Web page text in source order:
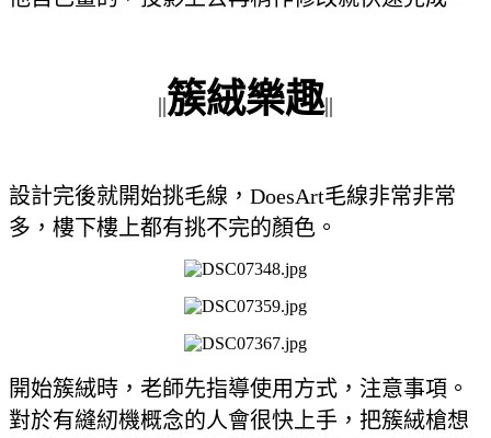
||簇絨樂趣||
設計完後就開始挑毛線，DoesArt毛線非常非常
多，樓下樓上都有挑不完的顏色。
開始簇絨時，老師先指導使用方式，注意事項。
對於有縫紉機概念的人會很快上手，把簇絨槍想